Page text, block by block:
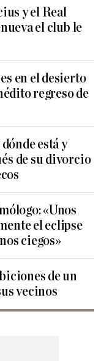
y el Real
el club le
en el desierto
regreso de
está y
de su divorcio
«Unos
el eclipse
ciegos»
de un
vecinos